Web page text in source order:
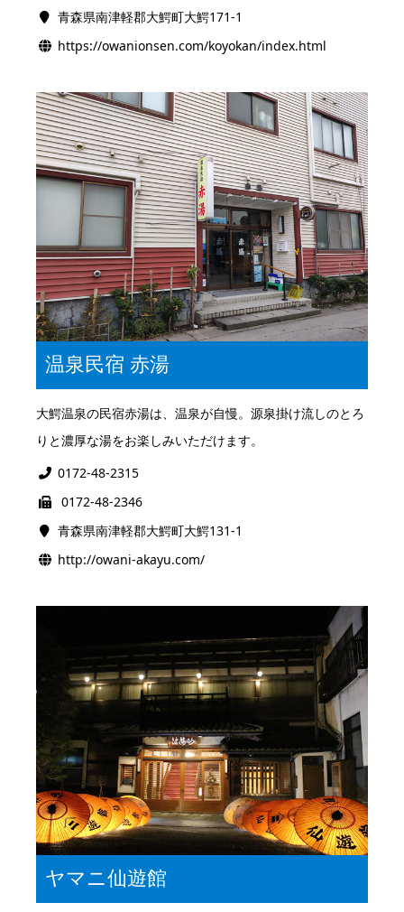
青森県南津軽郡大鰐町大鰐171-1
https://owanionsen.com/koyokan/index.html
温泉民宿 赤湯
大鰐温泉の民宿赤湯は、温泉が自慢。源泉掛け流しのとろ
りと濃厚な湯をお楽しみいただけます。
0172-48-2315
0172-48-2346
青森県南津軽郡大鰐町大鰐131-1
http://owani-akayu.com/
ヤマニ仙遊館